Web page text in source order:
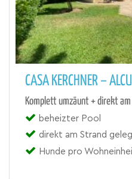
CASA KERCHNER –
Komplett umzäunt + direkt
beheizter Pool
direkt am Strand
Hunde pro